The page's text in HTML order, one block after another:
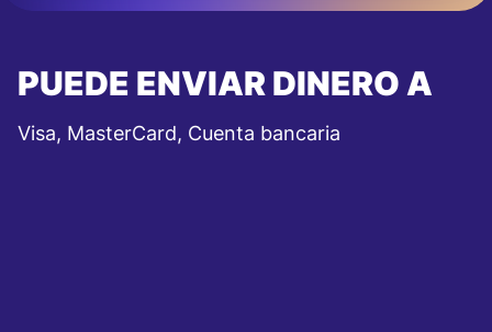
PUEDE ENVIAR DINERO A
Visa, MasterCard, Cuenta bancaria